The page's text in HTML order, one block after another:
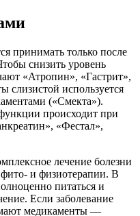
принимать только после
снизить уровень
«Атропин», «Гастрит»,
слизистой используется
(«Смекта»).
происходит при
«Фестал»,
лечение болезни
фито- и физиотерапии. В
питаться и
Если заболевание
медикаменты —